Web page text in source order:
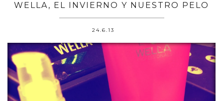
WELLA, EL INVIERNO Y NUESTRO PELO
24.6.13